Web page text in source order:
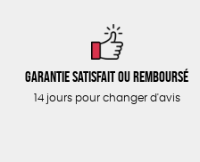
Garantie satisfait ou remboursé
14 jours pour changer d'avis